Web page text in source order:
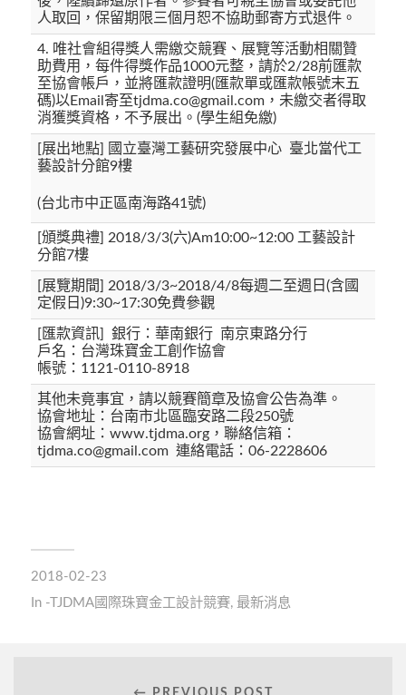
人取回，保留期限三個月恕不協助郵寄方式退件。
4. 唯社會組得獎人需繳交競賽、展覽等活動相關贊
助費用，每件得獎作品1000元整，請於2/28前匯款
至協會帳戶，並將匯款證明(匯款單或匯款帳號末五
碼)以Email寄至tjdma.co@gmail.com，未繳交者得取
消獲獎資格，不予展出。(學生組免繳)
[展出地點] 國立臺灣工藝研究發展中心 臺北當代工
藝設計分館9樓
(台北市中正區南海路41號)
[頒獎典禮] 2018/3/3(六)Am10:00~12:00 工藝設計
分館7樓
[展覽期間] 2018/3/3~2018/4/8每週二至週日(含國
定假日)9:30~17:30免費參觀
[匯款資訊] 銀行：華南銀行 南京東路分行
戶名：台灣珠寶金工創作協會
帳號：1121-0110-8918
其他未竟事宜，請以競賽簡章及協會公告為準。
協會地址：台南市北區臨安路二段250號
協會網址：www.tjdma.org，聯絡信箱：
tjdma.co@gmail.com 連絡電話：06-2228606
2018-02-23
In -TJDMA國際珠寶金工設計競賽, 最新消息